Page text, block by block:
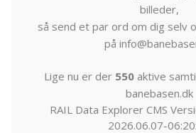
billeder,
så send et par ord om dig selv
på
Lige nu er der 550aktive
banebasen.dk
RAIL Data Explorer CMS
2026.06.07-